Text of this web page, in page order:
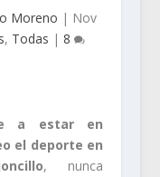
Moreno | Nov
, Todas |8
a estar en
el deporte en
, nunca